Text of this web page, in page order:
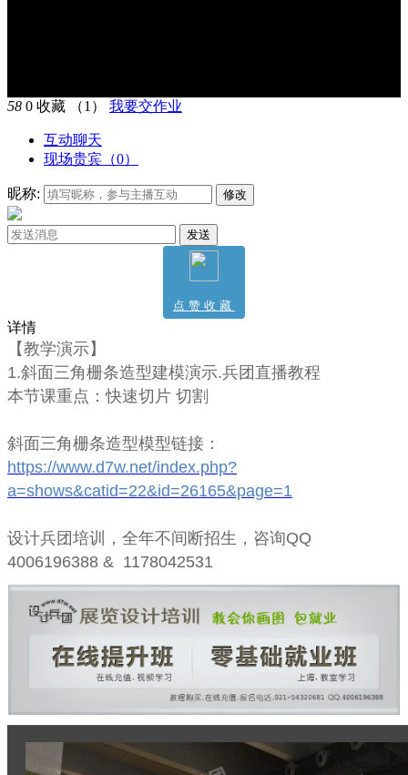
58 0 收藏 （1） 我要交作业
互动聊天
现场贵宾（0）
昵称: 修改
发送
点赞收藏
详情
【教学演示】
1.斜面三角栅条造型建模演示.兵团直播教程
本节课重点：快速切片 切割
斜面三角栅条造型模型链接：
https://www.d7w.net/index.php?
a=shows&catid=22&id=26165&page=1
设计兵团培训，全年不间断招生，咨询QQ
4006196388 & 1178042531